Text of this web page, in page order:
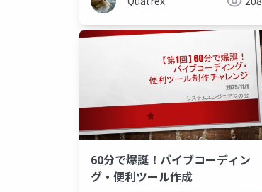
60分で爆誕！バイブコーディン
グ・便利ツール作成